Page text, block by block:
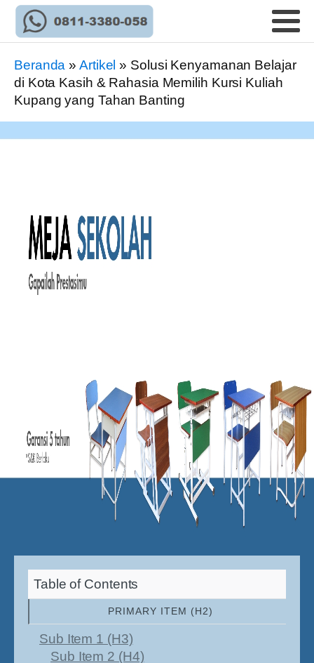
Beranda »Artikel » Solusi Kenyamanan Belajar
di Kota Kasih & Rahasia Memilih Kursi Kuliah
Kupang yang Tahan Banting
Table of Contents
PRIMARY ITEM (H2)
Sub Item 1 (H3)
Sub Item 2 (H4)